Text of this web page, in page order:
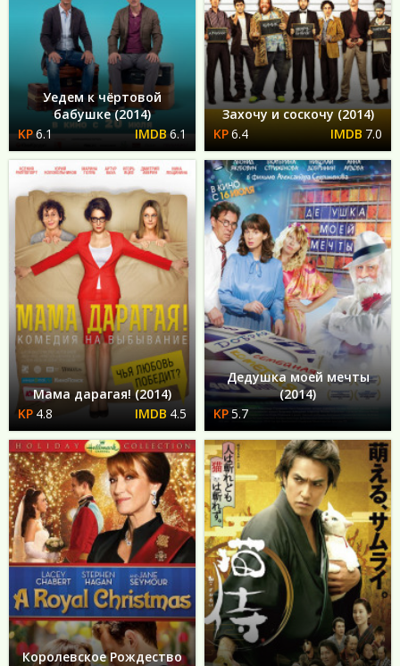
Уедем к чёртовой
бабушке (2014)
6.1
6.1
Захочу и соскочу (2014)
6.4
7.0
Мама дарагая! (2014)
4.8
4.5
Дедушка моей мечты
(2014)
5.7
Королевское Рождество